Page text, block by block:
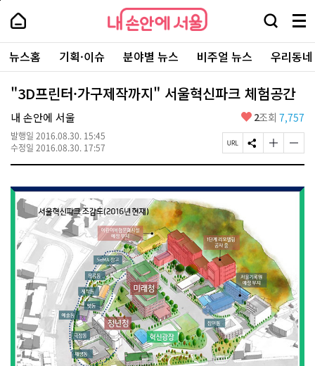
본
로
가
내
손
안
에
서
울
-
서
울
시
대
표
소
포
털
내
손
에
울
검
창
열
기
메
뉴
전
체
보
주
요
서
뉴스홈 기획·이슈 분야별 뉴스 비주얼 뉴스 우리동
"3D프린터·가구제작까지" 서울혁신파크 체험공간
내 손안에 서울
발행일 2016.08.30. 15:45
수정일 2016.08.30. 17:57
좋
요
2조회 7,757
페
이
U
R
L
복
사
S
N
공
유
글
자
기
크
기
글
자
기
작
페
상
단
로